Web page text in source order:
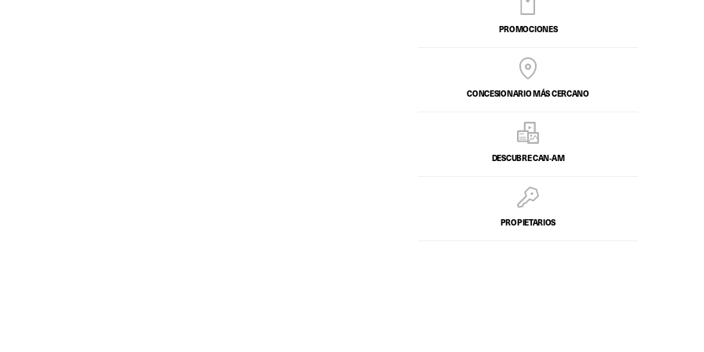
PROMOCIONES
CONCESIONARIO MÁS CERCANO
DESCUBRE CAN‑AM
PROPIETARIOS